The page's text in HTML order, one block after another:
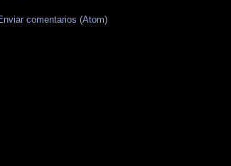
comentarios (Atom)